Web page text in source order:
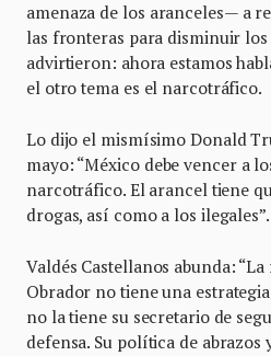
amenaza de los aranceles— a
las fronteras para disminuir
advirtieron: ahora estamos
el otro tema es el narcotráfico.
Lo dijo el mismísimo Donald
mayo: “México debe vencer a
narcotráfico. El arancel tiene
drogas, así como a los ilegales”.
Valdés Castellanos abunda:
Obrador no tiene una
no la tiene su secretario de
defensa. Su política de abrazos